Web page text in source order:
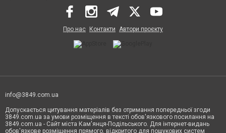
Про нас Контакти Автори проєкту
info@3849.com.ua
Допускається цитування матеріалів без отримання попередньої згоди
3849.com.ua за умови розміщення в тексті обов'язкового посилання на
3849.com.ua - Сайт міста Кам'янця-Подільського. Для інтернет-видань
обов'язкове розміщення прямого, відкритого для пошукових систем